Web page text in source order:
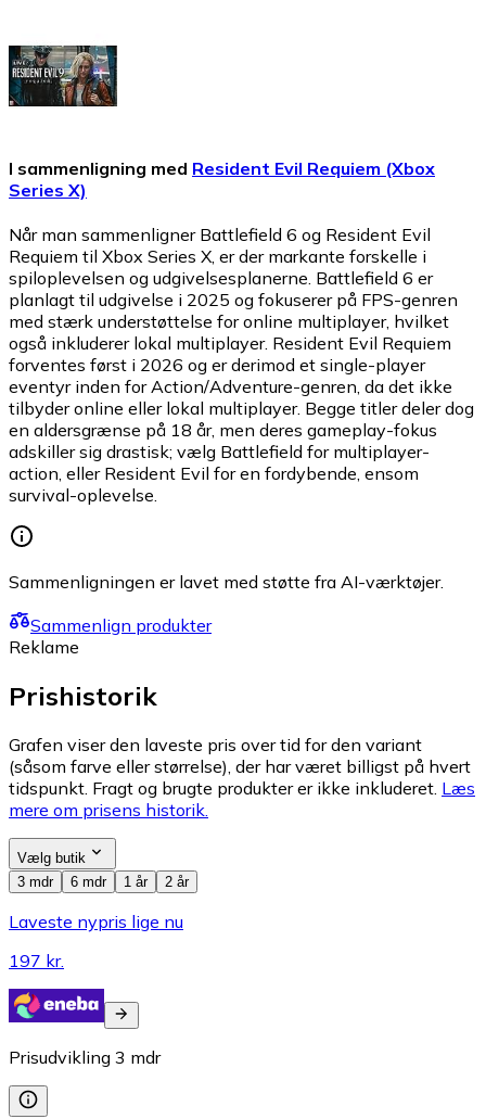
I sammenligning med Resident Evil Requiem (Xbox
Series X)
Når man sammenligner Battlefield 6 og Resident Evil
Requiem til Xbox Series X, er der markante forskelle i
spiloplevelsen og udgivelsesplanerne. Battlefield 6 er
planlagt til udgivelse i 2025 og fokuserer på FPS-genren
med stærk understøttelse for online multiplayer, hvilket
også inkluderer lokal multiplayer. Resident Evil Requiem
forventes først i 2026 og er derimod et single-player
eventyr inden for Action/Adventure-genren, da det ikke
tilbyder online eller lokal multiplayer. Begge titler deler dog
en aldersgrænse på 18 år, men deres gameplay-fokus
adskiller sig drastisk; vælg Battlefield for multiplayer-
action, eller Resident Evil for en fordybende, ensom
survival-oplevelse.
Sammenligningen er lavet med støtte fra AI-værktøjer.
Sammenlign produkter
Reklame
Prishistorik
Grafen viser den laveste pris over tid for den variant
(såsom farve eller størrelse), der har været billigst på hvert
tidspunkt. Fragt og brugte produkter er ikke inkluderet. Læs
mere om prisens historik.
Vælg butik
3 mdr
6 mdr 1 år 2 år
Laveste nypris lige nu
197 kr.
Prisudvikling 3 mdr